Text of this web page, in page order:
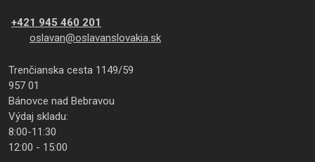
+421 945 460 201
oslavan@oslavanslovakia.sk
Trenčianska cesta 1149/59
957 01
Bánovce nad Bebravou
Výdaj skladu:
8:00-11:30
12:00 - 15:00